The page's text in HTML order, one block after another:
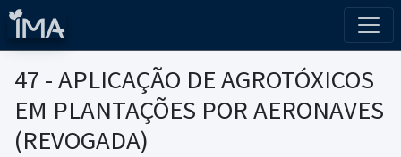
47 - APLICAÇÃO DE AGROTÓXICOS
EM PLANTAÇÕES POR AERONAVES
(REVOGADA)